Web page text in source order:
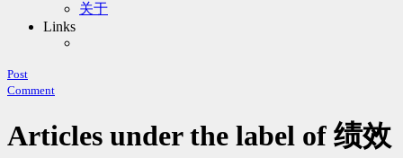
关于
Links
Post
Comment
Articles under the label of 绩效